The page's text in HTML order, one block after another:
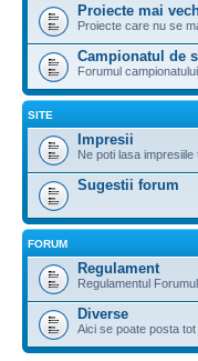
Proiecte mai
Proiecte care nu se
Campionatul de
Forumul
SITE
Impresii
Ne poti lasa
Sugestii forum
FORUM
Regulament
Regulamentul
Diverse
Aici se poate posta